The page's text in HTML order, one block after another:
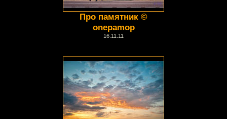
Про памятник ©
onepamop
16.11.11